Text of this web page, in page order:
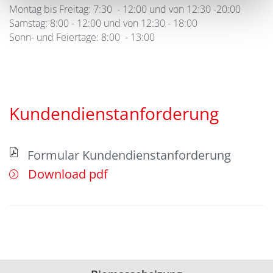
Montag bis Freitag: 7:30 - 12:00 und von 12:30 -20:00
Samstag: 8:00 - 12:00 und von 12:30 - 18:00
Sonn- und Feiertage: 8:00 - 13:00
Kundendienstanforderung
Formular Kundendienstanforderung
Download pdf